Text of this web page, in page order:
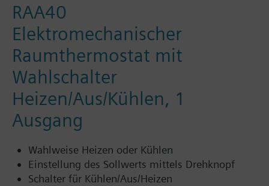
RAA40
Elektromechanischer
Raumthermostat mit
Wahlschalter
Heizen/Aus/Kühlen, 1
Ausgang
Wahlweise Heizen oder Kühlen
Einstellung des Sollwerts mittels Drehknopf
Schalter für Kühlen/Aus/Heizen